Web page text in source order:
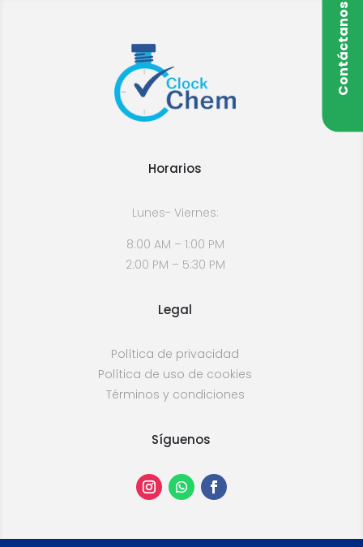
Contáctanos
Horarios
Lunes- Viernes:
8:00 AM – 1:00 PM
2:00 PM – 5:30 PM
Legal
Política de privacidad
Política de uso de cookies
Términos y condiciones
Síguenos